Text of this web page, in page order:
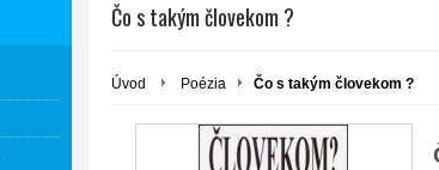
Čo s takým človekom ?
Úvod Poézia Čo s takým človekom ?